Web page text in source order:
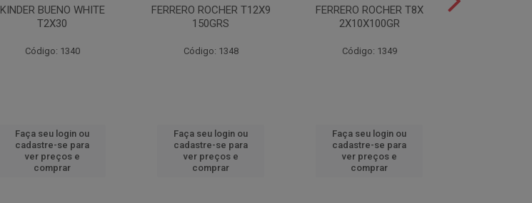
KINDER BUENO WHITE
T2X30
Código: 1340
Faça seu login ou
cadastre-se para
ver preços e
comprar
FERRERO ROCHER T12X9
150GRS
Código: 1348
Faça seu login ou
cadastre-se para
ver preços e
comprar
FERRERO ROCHER T8X
2X10X100GR
Código: 1349
Faça seu login ou
cadastre-se para
ver preços e
comprar